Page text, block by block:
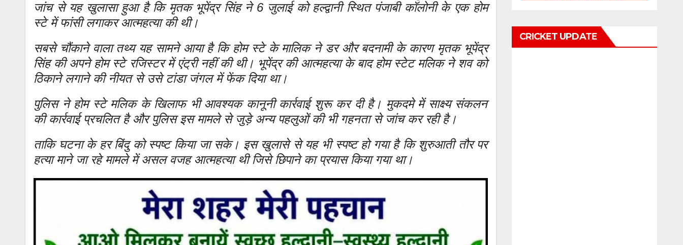
जांच से यह खुलासा हुआ है कि मृतक भूपेंद्र सिंह ने 6 जुलाई को हल्द्वानी स्थित पंजाबी कॉलोनी के एक होम
स्टे में फांसी लगाकर आत्महत्या की थी।
सबसे चौंकाने वाला तथ्य यह सामने आया है कि होम स्टे के मालिक ने डर और बदनामी के कारण मृतक भूपेंद्र
सिंह की अपने होम स्टे रजिस्टर में एंट्री नहीं की थी। भूपेंद्र की आत्महत्या के बाद होम स्टेट मलिक ने शव को
ठिकाने लगाने की नीयत से उसे टांडा जंगल में फेंक दिया था।
पुलिस ने होम स्टे मलिक के खिलाफ भी आवश्यक कानूनी कार्रवाई शुरू कर दी है। मुकदमे में साक्ष्य संकलन
की कार्रवाई प्रचलित है और पुलिस इस मामले से जुड़े अन्य पहलुओं की भी गहनता से जांच कर रही है।
ताकि घटना के हर बिंदु को स्पष्ट किया जा सके। इस खुलासे से यह भी स्पष्ट हो गया है कि शुरुआती तौर पर
हत्या माने जा रहे मामले में असल वजह आत्महत्या थी जिसे छिपाने का प्रयास किया गया था।
CRICKET UPDATE